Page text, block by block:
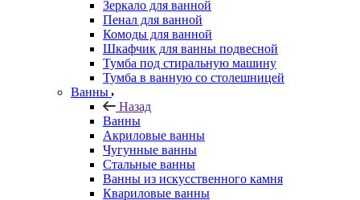
Зеркало для ванной
Пенал для ванной
Комоды для ванной
Шкафчик для ванны подвесной
Тумба под стиральную машину
Тумба в ванную со столешницей
Ванны
Назад
Ванны
Акриловые ванны
Чугунные ванны
Стальные ванны
Ванны из искусственного камня
Квариловые ванны